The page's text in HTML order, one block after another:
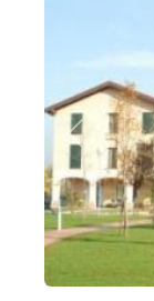
Zurück